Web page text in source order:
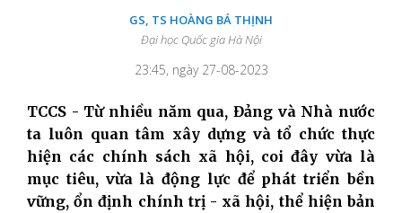
GS, TS HOÀNG BÁ THỊNH
Đại học Quốc gia Hà Nội
23:45, ngày 27-08-2023
TCCS - Từ nhiều năm qua, Đảng và Nhà nước
ta luôn quan tâm xây dựng và tổ chức thực
hiện các chính sách xã hội, coi đây vừa là
mục tiêu, vừa là động lực để phát triển bền
vững, ổn định chính trị - xã hội, thể hiện bản